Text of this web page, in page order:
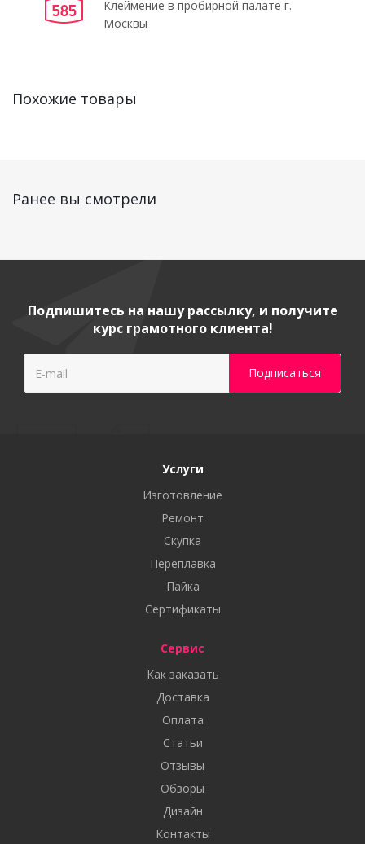
Клеймение в пробирной палате г.
Москвы
Похожие товары
Ранее вы смотрели
Подпишитесь на нашу рассылку, и получите
курс грамотного клиента!
Услуги
Изготовление
Ремонт
Скупка
Переплавка
Пайка
Сертификаты
Сервис
Как заказать
Доставка
Оплата
Статьи
Отзывы
Обзоры
Дизайн
Контакты